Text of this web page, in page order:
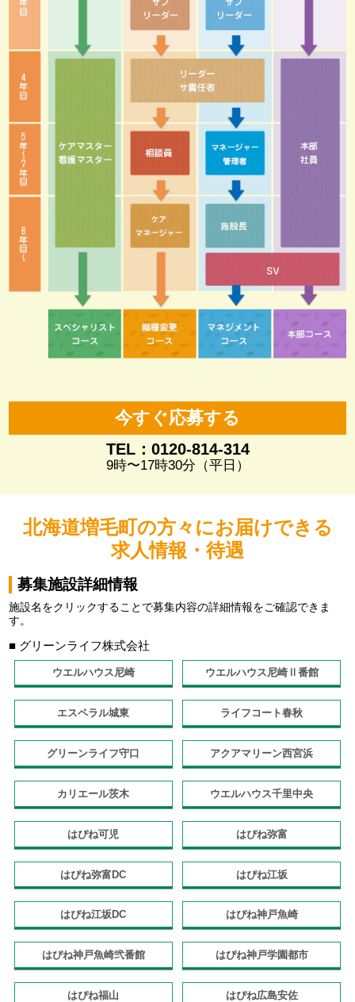
今すぐ応募する
TEL：0120-814-314
9時〜17時30分（平日）
北海道増毛町の方々にお届けできる
求人情報・待遇
募集施設詳細情報
施設名をクリックすることで募集内容の詳細情報をご確認できま
す。
■ グリーンライフ株式会社
ウエルハウス尼崎 ウエルハウス尼崎Ⅱ番館
エスペラル城東 ライフコート春秋
グリーンライフ守口 アクアマリーン西宮浜
カリエール茨木 ウエルハウス千里中央
はぴね可児 はぴね弥富
はぴね弥富DC はぴね江坂
はぴね江坂DC はぴね神戸魚崎
はぴね神戸魚崎弐番館 はぴね神戸学園都市
はぴね福山 はぴね広島安佐